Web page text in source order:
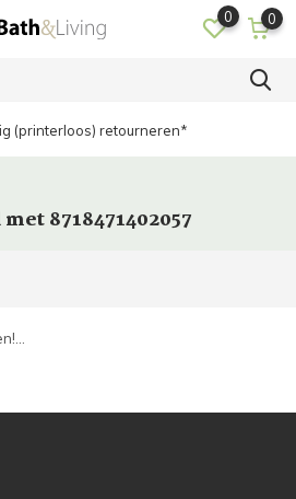
0 0
(printerloos) retourneren*
8718471402057